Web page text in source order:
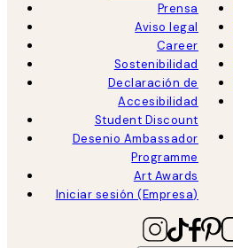
Prensa
Aviso legal
Career
Sostenibilidad
Declaración de
Accesibilidad
Student Discount
Desenio Ambassador
Programme
Art Awards
Iniciar sesión (Empresa)